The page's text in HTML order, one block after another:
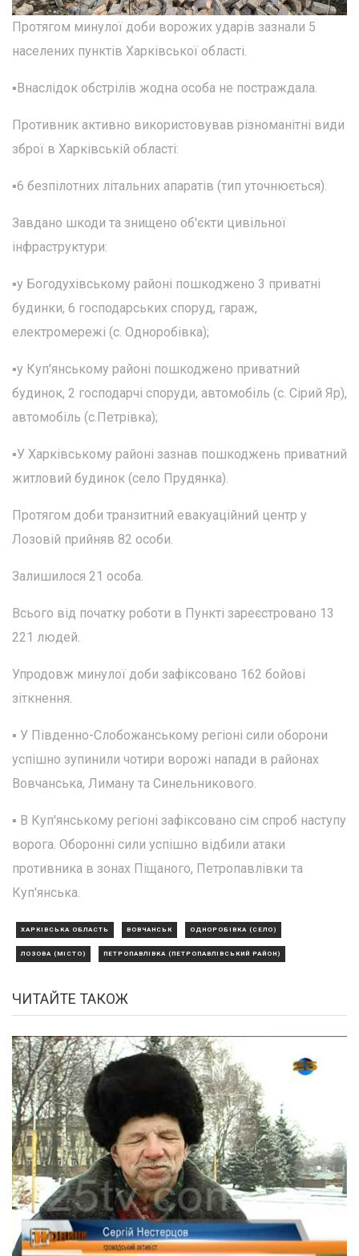
Протягом минулої доби ворожих ударів зазнали 5
населених пунктів Харківської області.
▪️Внаслідок обстрілів жодна особа не постраждала.
Противник активно використовував різноманітні види
зброї в Харківській області:
▪️6 безпілотних літальних апаратів (тип уточнюється).
Завдано шкоди та знищено об'єкти цивільної
інфраструктури:
▪️у Богодухівському районі пошкоджено 3 приватні
будинки, 6 господарських споруд, гараж,
електромережі (с. Одноробівка);
▪️у Куп'янському районі пошкоджено приватний
будинок, 2 господарчі споруди, автомобіль (с. Сірий Яр),
автомобіль (с.Петрівка);
▪️У Харківському районі зазнав пошкоджень приватний
житловий будинок (село Прудянка).
Протягом доби транзитний евакуаційний центр у
Лозовій прийняв 82 особи.
Залишилося 21 особа.
Всього від початку роботи в Пункті зареєстровано 13
221 людей.
Упродовж минулої доби зафіксовано 162 бойові
зіткнення.
▪️ У Південно-Слобожанському регіоні сили оборони
успішно зупинили чотири ворожі напади в районах
Вовчанська, Лиману та Синельникового.
▪️ В Куп'янському регіоні зафіксовано сім спроб наступу
ворога. Оборонні сили успішно відбили атаки
противника в зонах Піщаного, Петропавлівки та
Куп'янська.
ХАРКІВСЬКА ОБЛАСТЬ ВОВЧАНСЬК ОДНОРОБІВКА (СЕЛО)
ЛОЗОВА (МІСТО) ПЕТРОПАВЛІВКА (ПЕТРОПАВЛІВСЬКИЙ РАЙОН)
ЧИТАЙТЕ ТАКОЖ